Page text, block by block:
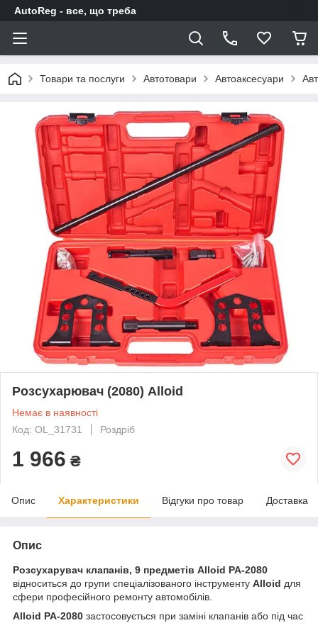
AutoReg - все, що треба
Товари та послуги Автотовари Автоаксесуари
Розсухарювач (2080) Alloid
Немає в наявності
Код: OL_31731
Роздріб
1 966 ₴
Опис Характеристики Відгуки про товар Доставка
Опис
Розсухарувач клапанів, 9 предметів Alloid РА-2080
відноситься до групи спеціалізованого інструменту Alloid для
сфери професійного ремонту автомобілів.
Alloid РА-2080 застосовується при заміні клапанів або під час